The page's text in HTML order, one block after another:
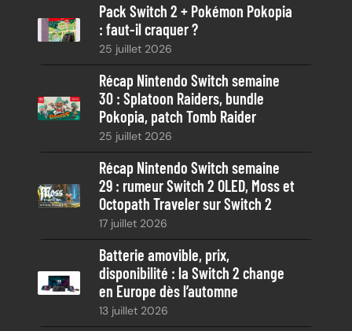
Pack Switch 2 + Pokémon Pokopia
: faut-il craquer ?
25 juillet 2026
Récap Nintendo Switch semaine
30 : Splatoon Raiders, bundle
Pokopia, patch Tomb Raider
25 juillet 2026
Récap Nintendo Switch semaine
29 : rumeur Switch 2 OLED, Moss et
Octopath Traveler sur Switch 2
17 juillet 2026
Batterie amovible, prix,
disponibilité : la Switch 2 change
en Europe dès l’automne
13 juillet 2026